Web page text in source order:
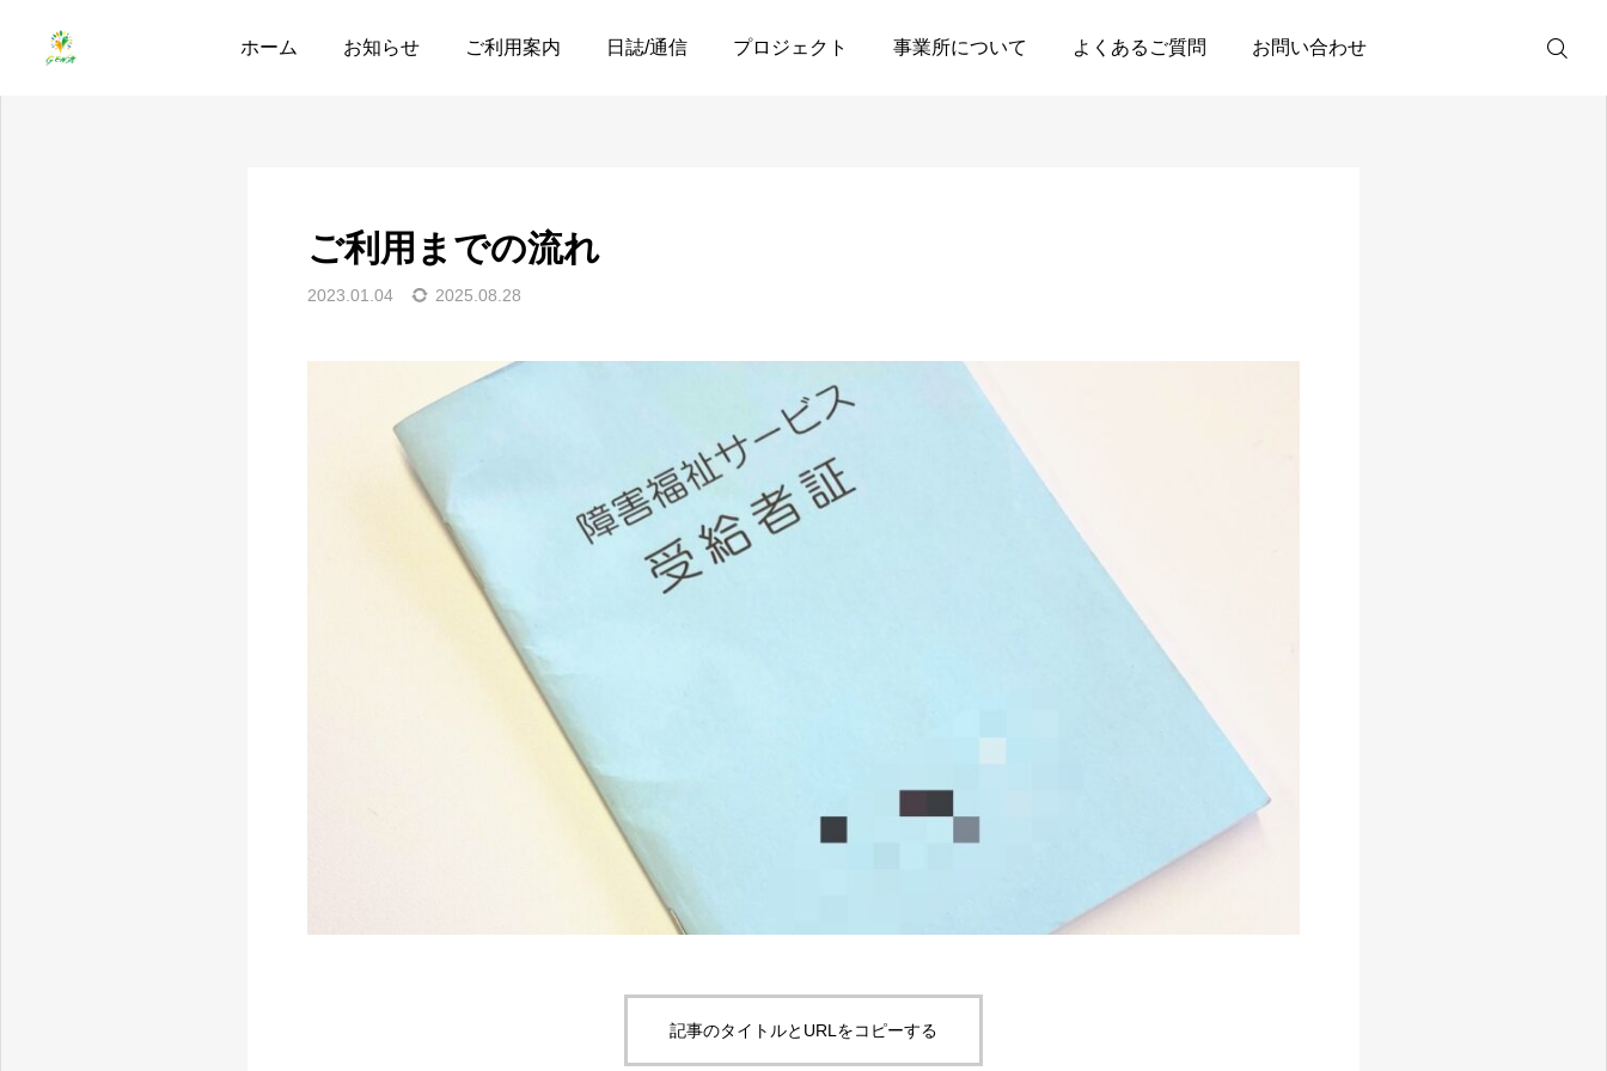
ホーム お知らせ ご利用案内 日誌/通信 プロジェクト 事業所について よくあるご質問 お問い合わせ
お知らせ ご利用までの流れ
ご利用までの流れ
2023.01.04 2025.08.28
記事のタイトルとURLをコピーする